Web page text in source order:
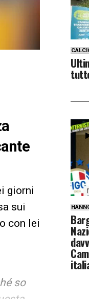
giorni
sui
con lei
so